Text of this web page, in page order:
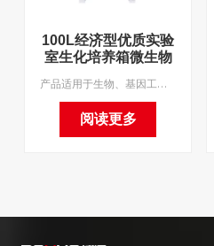
100L经济型优质实验
室生化培养箱微生物
验室仪器恒温培养箱
产品适用于生物、基因工程、环保、农林牧业等科研机构、大专院校、生产单位或部门实验室进行低温恒温试验、培养试验、环境试验等。 我们支持 OEM 和 MOQ1。
阅读更多